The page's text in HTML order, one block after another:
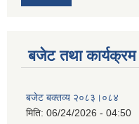
बजेट तथा कार्यक्रम
बजेट बक्तव्य २०८३।०८४
मिति: 06/24/2026 - 04:50